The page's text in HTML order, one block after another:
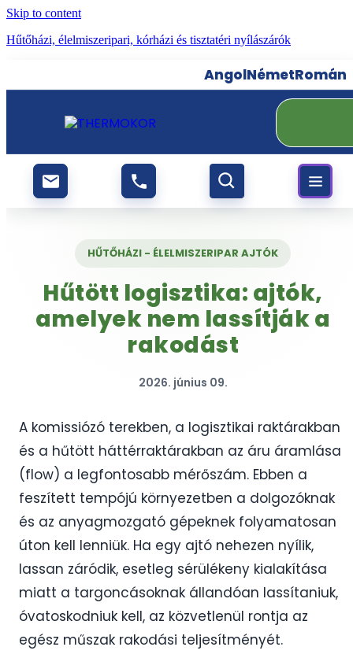
Skip to content
Hűtőházi, élelmiszeripari, kórházi és tisztatéri nyílászárók
AngolNémetRomán
HŰTŐHÁZI - ÉLELMISZERIPAR AJTÓK
Hűtött logisztika: ajtók,
amelyek nem lassítják a
rakodást
2026. június 09.
A komissiózó terekben, a logisztikai raktárakban
és a hűtött háttérraktárakban az áru áramlása
(flow) a legfontosabb mérőszám. Ebben a
feszített tempójú környezetben a dolgozóknak
és az anyagmozgató gépeknek folyamatosan
úton kell lenniük. Ha egy ajtó nehezen nyílik,
lassan záródik, esetleg sérülékeny kialakítása
miatt a targoncásoknak állandóan lassítaniuk,
óvatoskodniuk kell, az közvetlenül rontja az
egész műszak rakodási teljesítményét.